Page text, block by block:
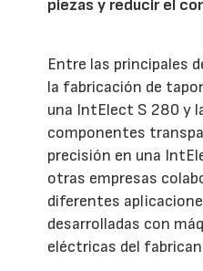
piezas y reducir el
Entre las principales
la fabricación de
una IntElect S 280 y
componentes
precisión en una
otras empresas
diferentes
desarrolladas con
eléctricas del